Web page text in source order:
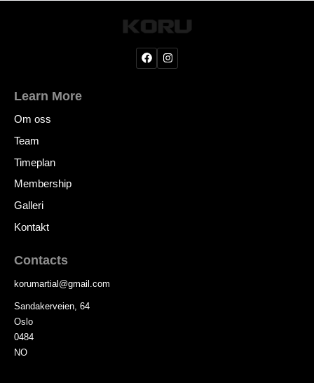
Learn More
Om oss
Team
Timeplan
Membership
Galleri
Kontakt
Contacts
korumartial@gmail.com
Sandakerveien, 64
Oslo
0484
NO